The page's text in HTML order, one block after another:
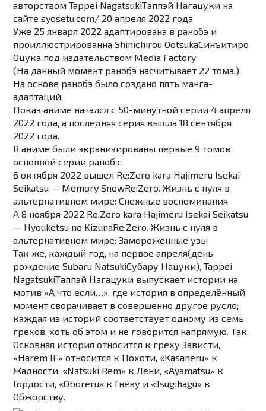
авторствомTappei NagatsukiТаппэй Нагацуки на
сайтеsyosetu.com/ 20 апреля 2022 года
Уже 25 января 2022 адаптирована в ранобэ и
проиллюстрированнаShinichirou OotsukaСинъитиро
Оцука под издательством Media Factory
(На данный момент ранобэ насчитывает 22 тома.)
На основе ранобэ было создано пять манга-
адаптаций.
Показ аниме начался с 50-минутной серии 4 апреля
2022 года, а последняя серия вышла 18 сентября
2022 года.
В аниме были экранизированы первые 9 томов
основной серии ранобэ.
6 октября 2022 вышел Re:Zero kara Hajimeru Isekai
Seikatsu — Memory SnowRe:Zero. Жизнь с нуля в
альтернативном мире: Снежные воспоминания
А 8 ноября 2022 Re:Zero kara Hajimeru Isekai Seikatsu
— Hyouketsu no KizunaRe:Zero. Жизнь с нуля в
альтернативном мире: Замороженные узы
Так же, каждый год, на первое апреля(день
рождениеSubaru NatsukiСубару Нацуки),Tappei
NagatsukiТаппэй Нагацуки выпускает истории на
мотив «А что если…», где история в определённый
момент сворачивает в совершенно другое русло;
каждая из историй соответствует одному из семь
грехов, хоть об этом и не говорится напрямую. Так,
Основная история относится к греху Зависти,
«Harem IF» относится к Похоти, «Kasaneru» к
Жадности, «Natsuki Rem» к Лени, «Ayamatsu» к
Гордости, «Oboreru» к Гневу и «Tsugihagu» к
Обжорству.